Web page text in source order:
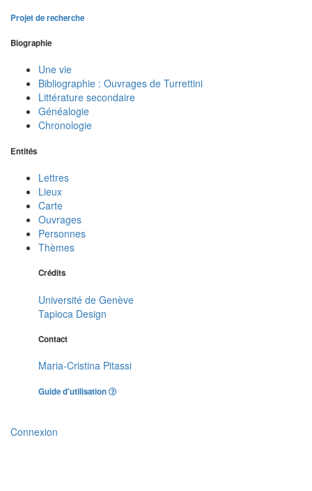
Projet de recherche
Biographie
Une vie
Bibliographie : Ouvrages de Turrettini
Littérature secondaire
Généalogie
Chronologie
Entités
Lettres
Lieux
Carte
Ouvrages
Personnes
Thèmes
Crédits
Université de Genève
Tapioca Design
Contact
Maria-Cristina Pitassi
Guide d'utilisation
Connexion